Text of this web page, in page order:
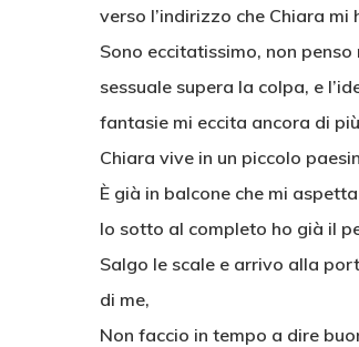
verso l’indirizzo che Chiara mi
Sono eccitatissimo, non
sessuale supera la colpa, e
fantasie mi eccita ancora di
Chiara vive in un piccolo
È già in balcone che mi
Io sotto al completo ho già il
Salgo le scale e arrivo alla
di me,
Non faccio in tempo a dire